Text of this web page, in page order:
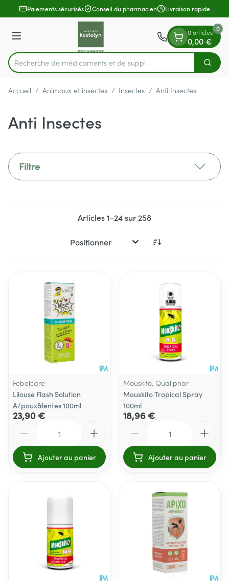
Aller au contenu
1 de 1
Paiements sécurisés Conseil du pharmacien Livraison rapide
Menu
Rechercher
Recherche de médic
0 articles
0,00 €
0
Accueil / Animaux et insectes / Insectes / Anti Insectes
Anti Insectes
Filtre
Articles1-24sur 258
Trier par:
Febelcare
Lilouse Flash Solution
A/poux&lentes 100ml
23,90 €
Ajouter au panier
Mouskito, Qualiphar
Mouskito Tropical Spray
100ml
18,96 €
Ajouter au panier